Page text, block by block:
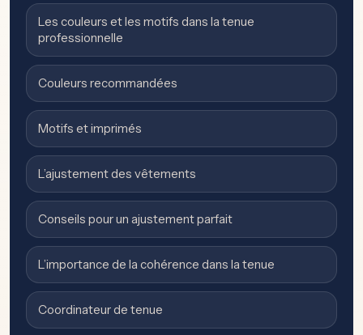
Les couleurs et les motifs dans la tenue
professionnelle
Couleurs recommandées
Motifs et imprimés
L’ajustement des vêtements
Conseils pour un ajustement parfait
L’importance de la cohérence dans la tenue
Coordinateur de tenue